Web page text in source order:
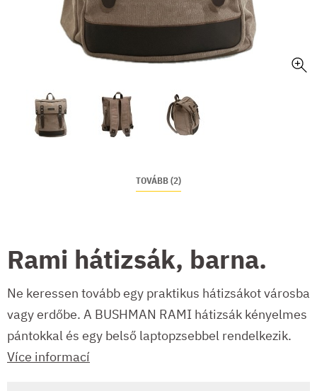
TOVÁBB (2)
Rami hátizsák, barna.
Ne keressen tovább egy praktikus hátizsákot városba
vagy erdőbe. A BUSHMAN RAMI hátizsák kényelmes
pántokkal és egy belső laptopzsebbel rendelkezik.
Více informací